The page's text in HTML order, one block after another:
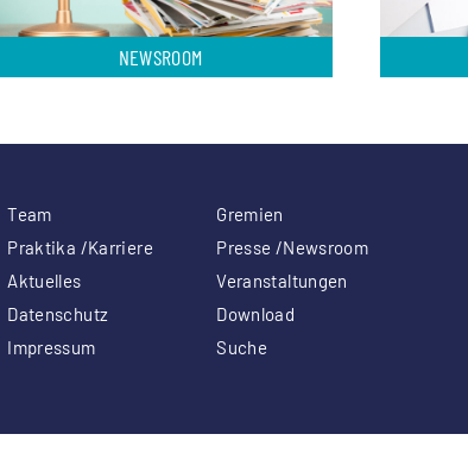
NEWSROOM
Team
Gremien
Praktika /Karriere
Presse /Newsroom
Aktuelles
Veranstaltungen
Datenschutz
Download
Impressum
Suche